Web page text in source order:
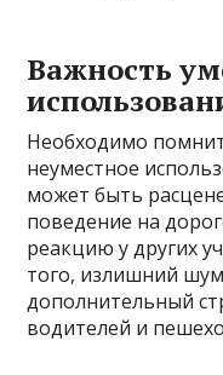
Важность
Необходимо
неуместное
может быть
поведение на
реакцию у других
того, излишний
дополнительный
водителей и